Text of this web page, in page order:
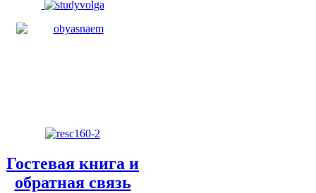
Гостевая книга и
обратная связь